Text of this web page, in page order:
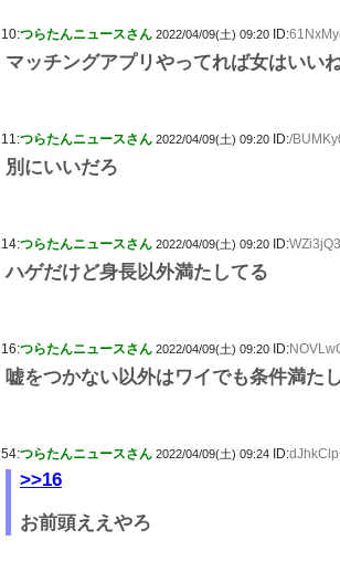
10:つらたんニュースさん 2022/04/09(土) 09:20 ID:
マッチングアプリやってれば女はいい
11:つらたんニュースさん 2022/04/09(土) 09:20 ID:/
別にいいだろ
14:つらたんニュースさん 2022/04/09(土) 09:20 ID:
ハゲだけど身長以外満たしてる
16:つらたんニュースさん 2022/04/09(土) 09:20 ID:
嘘をつかない以外はワイでも条件満た
54:つらたんニュースさん 2022/04/09(土) 09:24 ID:
>>16
お前頭ええやろ